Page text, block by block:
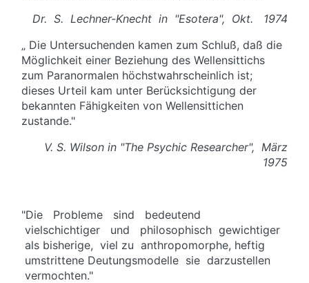
Dr. S. Lechner-Knecht in "Esotera", Okt. 1974
„ Die Untersuchenden kamen zum Schluß, daß die
Möglichkeit einer Beziehung des Wellensittichs
zum Paranormalen höchstwahrscheinlich ist;
dieses Urteil kam unter Berücksichtigung der
bekannten Fähigkeiten von Wellensittichen
zustande."
V. S. Wilson in "The Psychic Researcher", März
1975
"Die Probleme sind bedeutend
vielschichtiger und philosophisch gewichtiger
als bisherige, viel zu anthropomorphe, heftig
umstrittene Deutungsmodelle sie darzustellen
vermochten."